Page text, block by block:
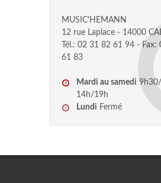
MUSIC'HEMANN
12 rue Laplace - 14000
Tél.: 02 31 82 61 94 - Fax:
61 83
Mardi au samedi
14h/19h
Lundi Fermé